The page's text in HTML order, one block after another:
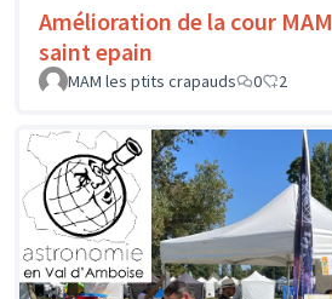
Amélioration de la cour MAM
saint epain
MAM les ptits crapauds
0 2